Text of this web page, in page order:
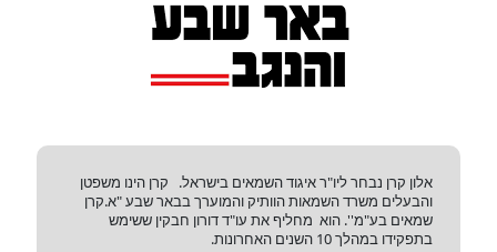
אלון קרן נבחר ליו"ר איגוד השמאים בישראל. קרן הינו משפטן
והבעלים משרד השמאות הוותיק והמוערך בבאר שבע "א.קרן
שמאים בע"מ''. הוא מחליף את עו"ד דורון חבקין ששימש
בתפקידו במהלך 10 השנים האחרונות.